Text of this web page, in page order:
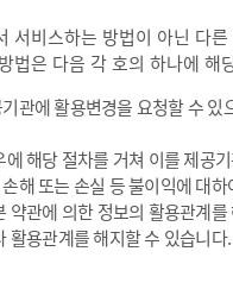
비스하는 방법이 아닌 다
은 다음 각 호의 하나에 해
관에 활용변경을 요청할 수
해당 절차를 거쳐 이를 제공
해 또는 손실 등 불이익에 대
관에 의한 정보의 활용관계
활용관계를 해지할 수 있습니다.